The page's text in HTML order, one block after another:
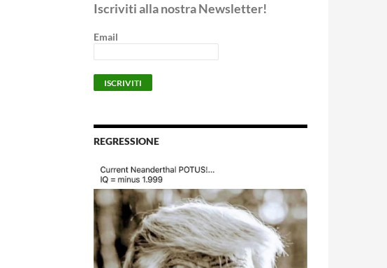
Iscriviti alla nostra Newsletter!
Email
REGRESSIONE